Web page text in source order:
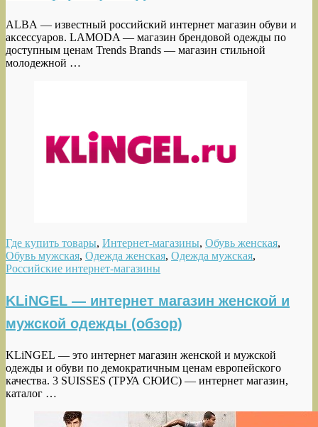
ALBA — известный российский интернет магазин обуви и
аксессуаров. LAMODA — магазин брендовой одежды по
доступным ценам Trends Brands — магазин стильной
молодежной …
Где купить товары, Интернет-магазины, Обувь женская,
Обувь мужская, Одежда женская, Одежда мужская,
Российские интернет-магазины
KLiNGEL — интернет магазин женской и
мужской одежды (обзор)
KLiNGEL — это интернет магазин женской и мужской
одежды и обуви по демократичным ценам европейского
качества. 3 SUISSES (ТРУА СЮИС) — интернет магазин,
каталог …